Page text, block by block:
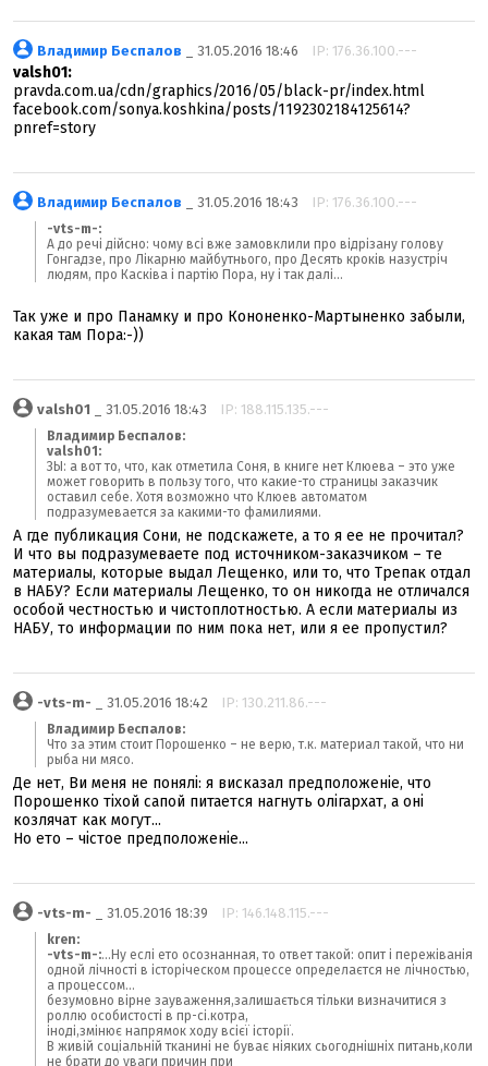
Владимир Беспалов _ 31.05.2016 18:46 IP: 176.36.100.---
valsh01:
pravda.com.ua/cdn/graphics/2016/05/black-pr/index.html
facebook.com/sonya.koshkina/posts/1192302184125614?
pnref=story
Владимир Беспалов _ 31.05.2016 18:43 IP: 176.36.100.---
-vts-m-:
А до речі дійсно: чому всі вже замовклили про відрізану голову
Гонгадзе, про Лікарню майбутнього, про Десять кроків назустріч
людям, про Касківа і партію Пора, ну і так далі...
Так уже и про Панамку и про Кононенко-Мартыненко забыли,
какая там Пора:-))
valsh01 _ 31.05.2016 18:43 IP: 188.115.135.---
Владимир Беспалов:
valsh01:
ЗЫ: а вот то, что, как отметила Соня, в книге нет Клюева – это уже
может говорить в пользу того, что какие-то страницы заказчик
оставил себе. Хотя возможно что Клюев автоматом
подразумевается за какими-то фамилиями.
А где публикация Сони, не подскажете, а то я ее не прочитал?
И что вы подразумеваете под источником-заказчиком – те
материалы, которые выдал Лещенко, или то, что Трепак отдал
в НАБУ? Если материалы Лещенко, то он никогда не отличался
особой честностью и чистоплотностью. А если материалы из
НАБУ, то информации по ним пока нет, или я ее пропустил?
-vts-m- _ 31.05.2016 18:42 IP: 130.211.86.---
Владимир Беспалов:
Что за этим стоит Порошенко – не верю, т.к. материал такой, что ни
рыба ни мясо.
Де нет, Ви меня не понялі: я висказал предположеніе, что
Порошенко тіхой сапой питается нагнуть олігархат, а оні
козлячат как могут...
Но ето – чістое предположеніе...
-vts-m- _ 31.05.2016 18:39 IP: 146.148.115.---
kren:
-vts-m-:...Ну еслі ето осознанная, то ответ такой: опит і пережіванія
одной лічності в історіческом процессе определаєтся не лічностью,
а процессом...
безумовно вірне зауваження,залишається тільки визначитися з
роллю особистості в пр-сі.котра,
іноді,змінює напрямок ходу всієї історії.
В живій соціальній тканині не буває ніяких сьогоднішніх питань,коли
не брати до уваги причин при